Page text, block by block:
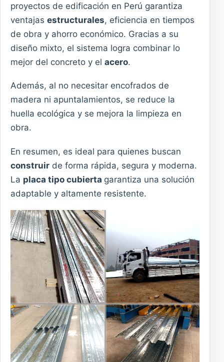
proyectos de edificación en Perú garantiza
ventajas estructurales, eficiencia en tiempos
de obra y ahorro económico. Gracias a su
diseño mixto, el sistema logra combinar lo
mejor del concreto y el acero.
Además, al no necesitar encofrados de
madera ni apuntalamientos, se reduce la
huella ecológica y se mejora la limpieza en
obra.
En resumen, es ideal para quienes buscan
construir de forma rápida, segura y moderna.
La placa tipo cubierta garantiza una solución
adaptable y altamente resistente.